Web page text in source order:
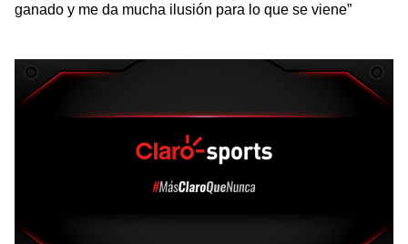
ganado y me da mucha ilusión para lo que se viene”